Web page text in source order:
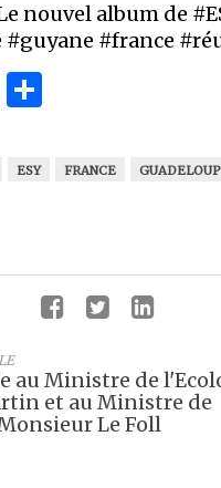
nouvel album de
#guyane #france
WhatsApp
ESY FRANCE
au Ministre de
et au Ministre de
Le Foll